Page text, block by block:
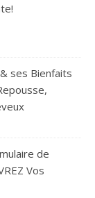
ses Bienfaits
de
Vos